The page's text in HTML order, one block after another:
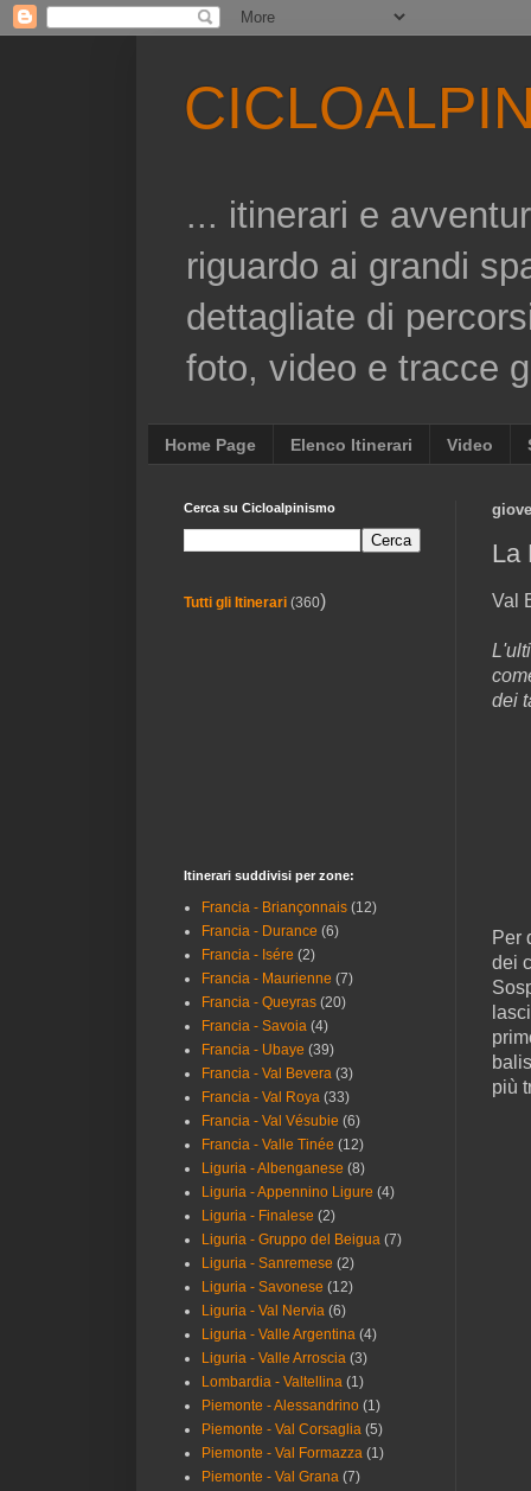
... itinerari e
riguardo ai grandi
dettagliate di
foto, video e tracce
Home Page Elenco Itinerari Video
La
Val
dei
Per
dei
più
Cerca su Cicloalpinismo
Tutti gli Itinerari (360)
Itinerari suddivisi per zone:
Francia - Briançonnais (12)
Francia - Durance (6)
Francia - Isére (2)
Francia - Maurienne (7)
Francia - Queyras (20)
Francia - Savoia (4)
Francia - Ubaye (39)
Francia - Val Bevera (3)
Francia - Val Roya (33)
Francia - Val Vésubie (6)
Francia - Valle Tinée (12)
Liguria - Albenganese (8)
Liguria - Appennino Ligure (4)
Liguria - Finalese (2)
Liguria - Gruppo del Beigua (7)
Liguria - Sanremese (2)
Liguria - Savonese (12)
Liguria - Val Nervia (6)
Liguria - Valle Argentina (4)
Liguria - Valle Arroscia (3)
Lombardia - Valtellina (1)
Piemonte - Alessandrino (1)
Piemonte - Val Corsaglia (5)
Piemonte - Val Formazza (1)
Piemonte - Val Grana (7)